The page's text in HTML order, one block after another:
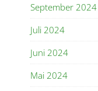
September 2024
Juli 2024
Juni 2024
Mai 2024